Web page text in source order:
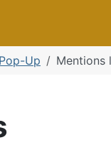
Pop-Up Mentions